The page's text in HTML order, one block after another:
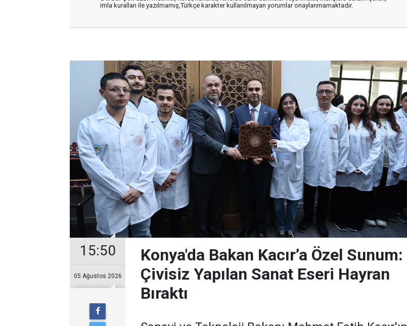
imla kuralları ile yazılmamış,Türkçe karakter kullanılmayan yorumlar onaylanmamaktadır.
15:50
05 Ağustos 2026
Konya'da Bakan Kacır’a Özel Sunum:
Çivisiz Yapılan Sanat Eseri Hayran
Bıraktı